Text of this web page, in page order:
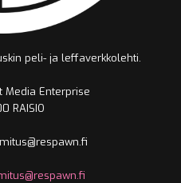
peli- ja leffaverkkolehti.
Media Enterprise
RAISIO